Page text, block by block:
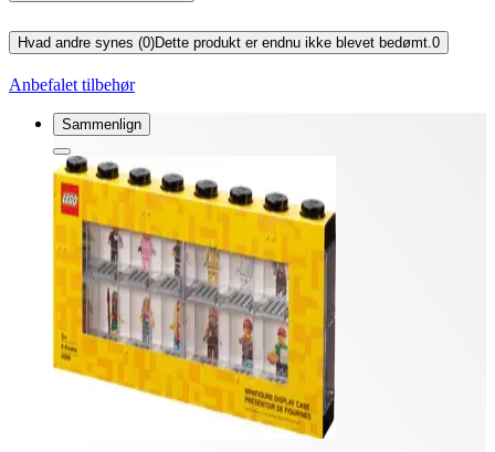
Hvad andre synes (0)Dette produkt er endnu ikke blevet bedømt. 0
Anbefalet tilbehør
Sammenlign